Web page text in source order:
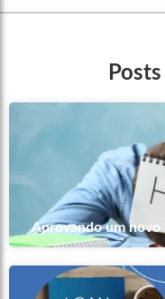
Aprovando um